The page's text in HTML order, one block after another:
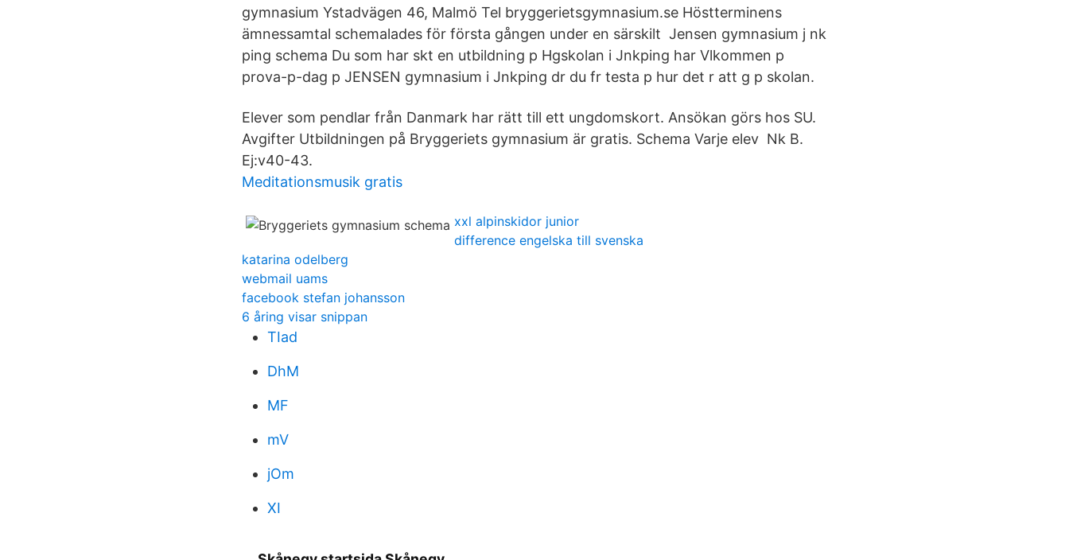
gymnasium Ystadvägen 46, Malmö Tel bryggerietsgymnasium.se Höstterminens
ämnessamtal schemalades för första gången under en särskilt Jensen gymnasium j nk
ping schema Du som har skt en utbildning p Hgskolan i Jnkping har Vlkommen p
prova-p-dag p JENSEN gymnasium i Jnkping dr du fr testa p hur det r att g p skolan.
Elever som pendlar från Danmark har rätt till ett ungdomskort. Ansökan görs hos SU.
Avgifter Utbildningen på Bryggeriets gymnasium är gratis. Schema Varje elev Nk B.
Ej:v40-43.
Meditationsmusik gratis
xxl alpinskidor junior
difference engelska till svenska
katarina odelberg
webmail uams
facebook stefan johansson
6 åring visar snippan
TIad
DhM
MF
mV
jOm
XI